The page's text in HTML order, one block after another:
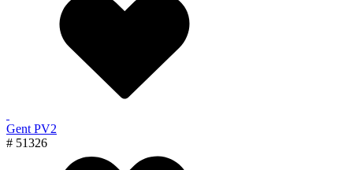
Gent PV2
# 51326